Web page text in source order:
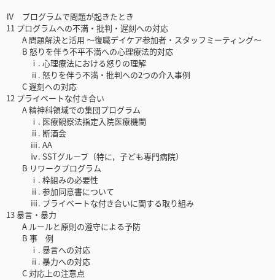
Ⅳ プログラムで問題が起きたとき
11 プログラムへの不満・批判・遅刻への対応
A 問題解決と活用 ～復職デイケア参加者・スタッフミーティング～
B 怒りを伴う不平不満への心理療法的対応
ⅰ. 心理療法における怒りの理解
ⅱ. 怒りを伴う不満・批判への2つの介入事例
C 遅刻への対応
12 プライベートな付き合い
A 精神科領域での集団プログラム
ⅰ. 医療観察法指定入院医療機関
ⅱ. 断酒会
ⅲ. AA
ⅳ. SSTグループ（特に，子ども専門病院）
B リワークプログラム
ⅰ. 枠組みの必要性
ⅱ. 参加同意書について
ⅲ. プライベートな付き合いに関する取り組み
13 暴言・暴力
A ルールと原則の遵守による予防
B 事 例
ⅰ. 暴言への対応
ⅱ. 暴力への対応
C 対応上の注意点